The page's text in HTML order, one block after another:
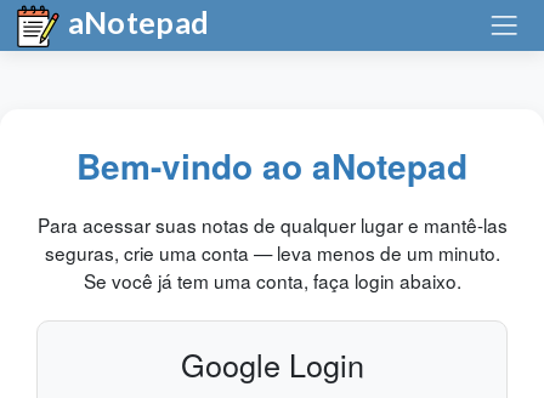
aNotepad
Bem-vindo ao aNotepad
Para acessar suas notas de qualquer lugar e mantê-las
seguras, crie uma conta — leva menos de um minuto.
Se você já tem uma conta, faça login abaixo.
Google Login